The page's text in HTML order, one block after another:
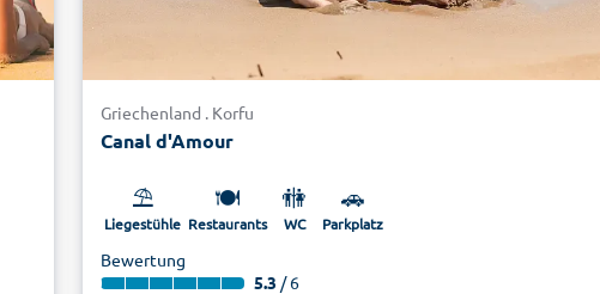
Griechenland . Korfu
Canal d'Amour
⛱️
Liegestühle
🍽️
Restaurants
🚻
WC
🚗
Parkplatz
Bewertung
5.3 / 6